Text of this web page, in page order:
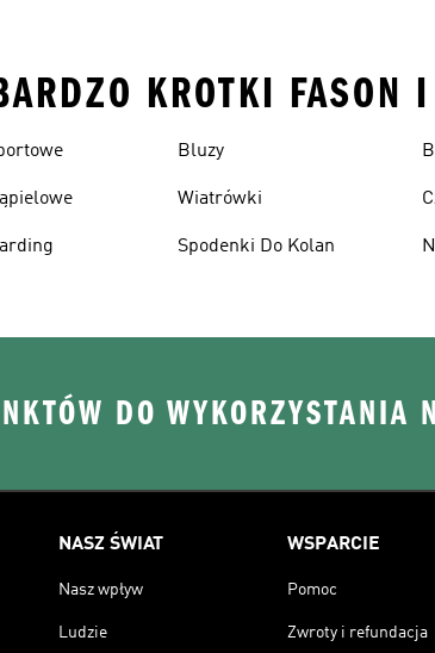
KROTKI FASON
Bluzy
Wiatrówki
Spodenki Do Kolan
DO WYKORZYSTANIA
NASZ ŚWIAT
Nasz wpływ
Ludzie
WSPARCIE
Pomoc
Zwroty i refundacja